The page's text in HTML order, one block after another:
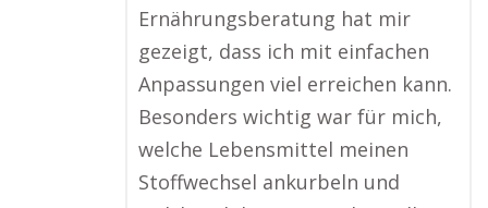
Ernährungsberatung hat mir
gezeigt, dass ich mit einfachen
Anpassungen viel erreichen kann.
Besonders wichtig war für mich,
welche Lebensmittel meinen
Stoffwechsel ankurbeln und